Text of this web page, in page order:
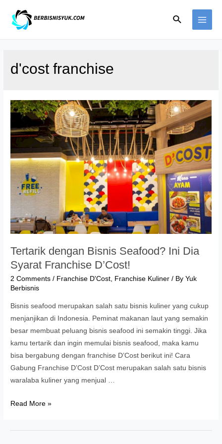
content
Search
d'cost franchise
Tertarik dengan Bisnis Seafood? Ini Dia
Syarat Franchise D’Cost!
2 Comments / Franchise D'Cost, Franchise Kuliner / ByYuk
Berbisnis
Bisnis seafood merupakan salah satu bisnis kuliner yang cukup
menjanjikan di Indonesia. Peminat makanan laut yang semakin
besar membuat peluang bisnis seafood ini semakin tinggi. Jika
kamu tertarik dan ingin memulai bisnis seafood, maka kamu
bisa bergabung dengan franchise D’Cost berikut ini! Cara
Gabung Franchise D’Cost D’Cost merupakan salah satu bisnis
waralaba kuliner yang menjual …
Tertarik
Read More »